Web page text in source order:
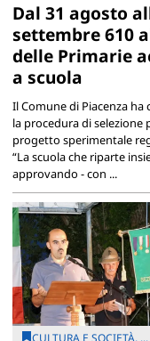
Dal 31 agosto
settembre 610
delle Primarie
a scuola
Il Comune di Piacenza ha
la procedura di selezione
progetto sperimentale
“La scuola che riparte
approvando - con ...
CULTURA E SOCIETÀ, ...